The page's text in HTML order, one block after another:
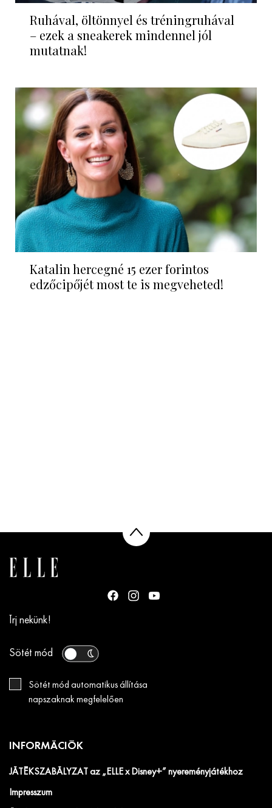
Ruhával, öltönnyel és tréningruhával
– ezek a sneakerek mindennel jól
mutatnak!
Katalin hercegné 15 ezer forintos
edzőcipőjét most te is megveheted!
Írj nekünk!
Sötét mód
Sötét mód automatikus állítása
napszaknak megfelelően
INFORMÁCIÓK
JÁTÉKSZABÁLYZAT az „ELLE x Disney+” nyereményjátékhoz
Impresszum